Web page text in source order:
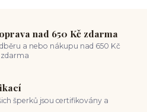
nad 650 Kč zdarma
a nebo nákupu nad 650 Kč
šperků jsou certifikovány a